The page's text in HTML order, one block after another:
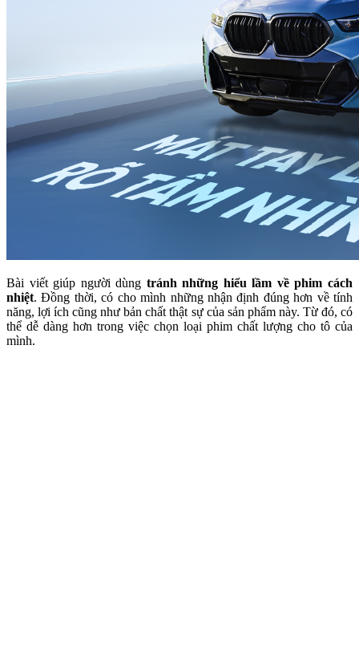
Bài viết giúp người dùng tránh những hiểu lầm về phim cách
nhiệt. Đồng thời, có cho mình những nhận định đúng hơn về tính
năng, lợi ích cũng như bản chất thật sự của sản phẩm này. Từ đó, có
thể dễ dàng hơn trong việc chọn loại phim chất lượng cho tô của
mình.